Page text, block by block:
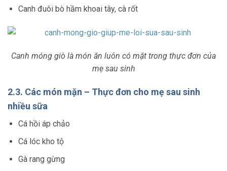
Canh đuôi bò hầm khoai tây, cà rốt
Canh móng giò là món ăn luôn có mặt trong thực đơn của
mẹ sau sinh
2.3. Các món mặn – Thực đơn cho mẹ sau sinh
nhiều sữa
Cá hồi áp chảo
Cá lóc kho tộ
Gà rang gừng